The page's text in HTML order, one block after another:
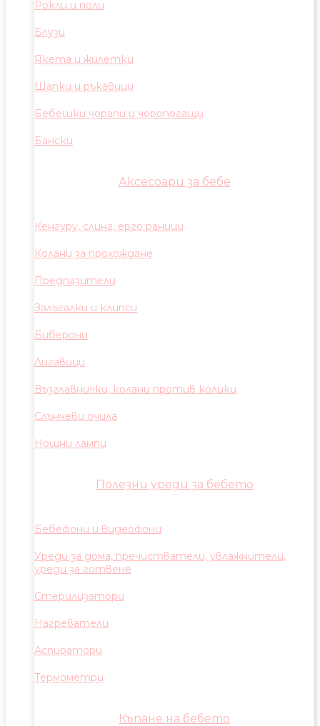
Рокли и поли
Блузи
Якета и жилетки
Шапки и ръкавици
Бебешки чорапи и чоропогащи
Бански
Аксесоари за бебе
Кенгуру, слинг, ерго раници
Колани за прохождане
Предпазители
Залъгалки и клипси
Биберони
Лигавици
Възглавнички, колани против колики
Слънчеви очила
Нощни лампи
Полезни уреди за бебето
Бебефони и видеофони
Уреди за дома, пречистватели, увлажнители,
уреди за готвене
Стерилизатори
Нагреватели
Аспиратори
Термометри
Къпане на бебето